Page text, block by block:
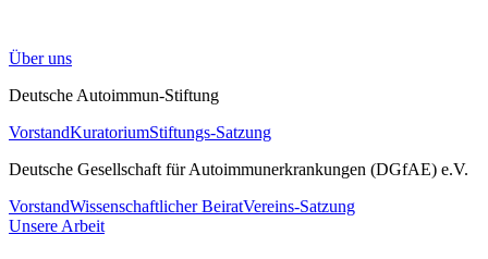
Über uns
Deutsche Autoimmun-Stiftung
VorstandKuratoriumStiftungs-Satzung
Deutsche Gesellschaft für Autoimmunerkrankungen (DGfAE) e.V.
VorstandWissenschaftlicher BeiratVereins-Satzung
Unsere Arbeit